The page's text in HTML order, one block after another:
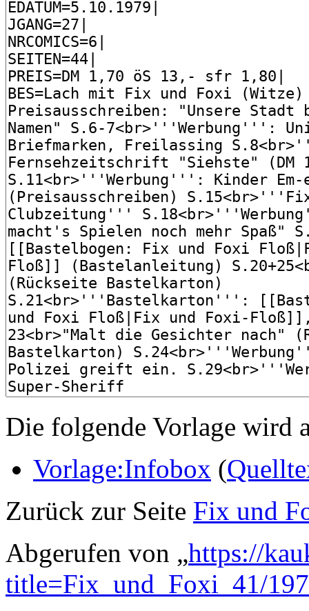
Die folgende Vorlage wird
Vorlage:Infobox (
Zurück zur Seite Fix und
Abgerufen von „https://
title=Fix_und_Foxi_41/